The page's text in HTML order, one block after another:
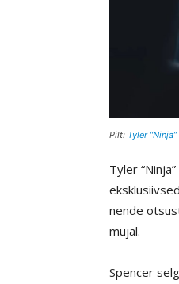
Pilt: Tyler
Tyler
nende
mujal.
Spencer